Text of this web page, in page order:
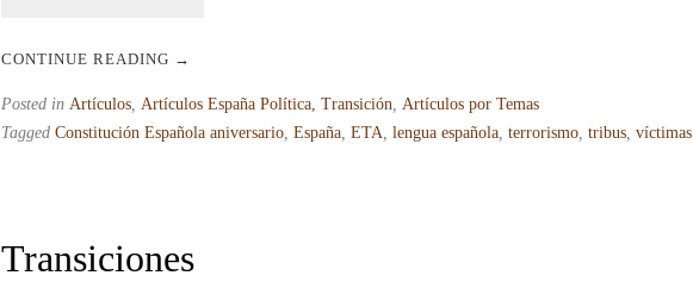
CONTINUE READING →
Posted in Artículos Artículos España Política, Transición
Artículos por Temas
Tagged Constitución Española aniversario España ETA lengua española terrorismo tribus víctimas
Transiciones